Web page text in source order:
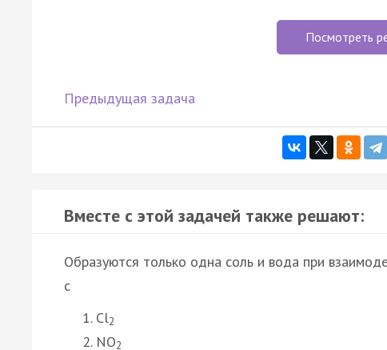
Посмотреть
Предыдущая задача
Вместе с этой задачей также решают:
Образуются только одна соль и вода при
с
Cl2
NO2